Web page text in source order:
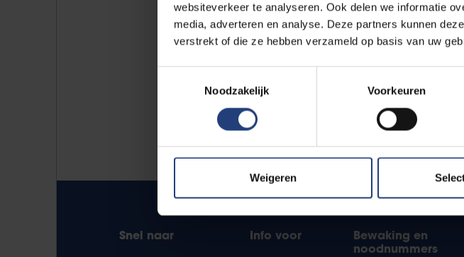
websiteverkeer te analyseren. Ook delen we informatie
media, adverteren en analyse. Deze partners kunnen
verstrekt of die ze hebben verzameld op basis van uw
Noodzakelijk
Voorkeuren
Weigeren
De volledige URL van de pagina waar je de
Bv. https://www.vub.be/nl/studeren-aan-
Snel naar Info voor
Bewaking en
noodnummers